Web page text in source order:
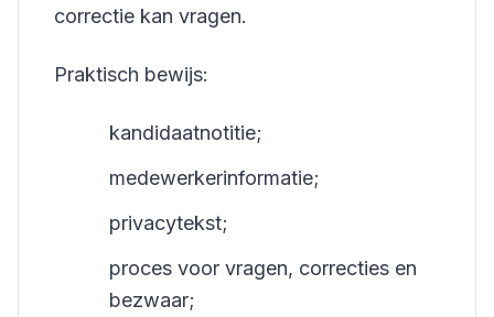
correctie kan vragen.
Praktisch bewijs:
kandidaatnotitie;
medewerkerinformatie;
privacytekst;
proces voor vragen, correcties en
bezwaar;